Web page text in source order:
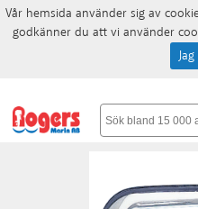
Vår hemsida använder sig av
godkänner du att vi använder